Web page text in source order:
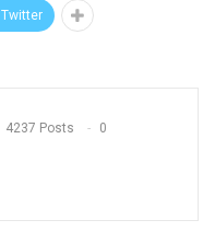
Twitter
4237 Posts 0